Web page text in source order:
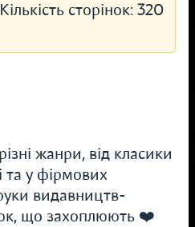
Кількість сторінок: 320
жанри, від класики
та у фірмових
видавництв-
що захоплюють ❤️